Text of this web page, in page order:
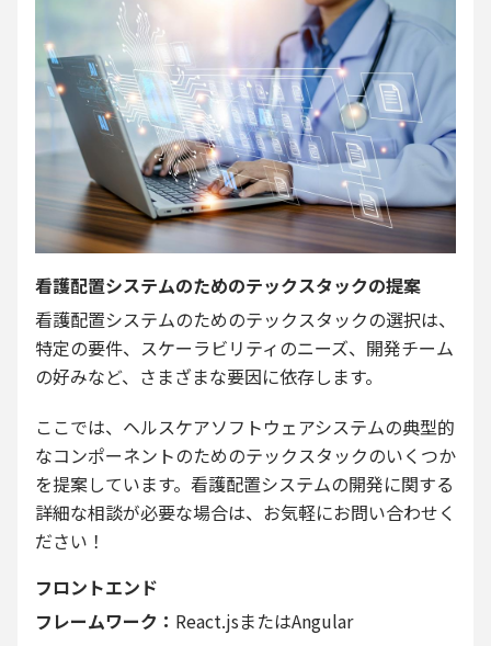
看護配置システムのためのテックスタックの提案
看護配置システムのためのテックスタックの選択は、
特定の要件、スケーラビリティのニーズ、開発チーム
の好みなど、さまざまな要因に依存します。
ここでは、ヘルスケアソフトウェアシステムの典型的
なコンポーネントのためのテックスタックのいくつか
を提案しています。看護配置システムの開発に関する
詳細な相談が必要な場合は、お気軽にお問い合わせく
ださい！
フロントエンド
フレームワーク： React.jsまたはAngular